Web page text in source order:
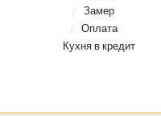
Замер
Оплата
Кухня в кредит